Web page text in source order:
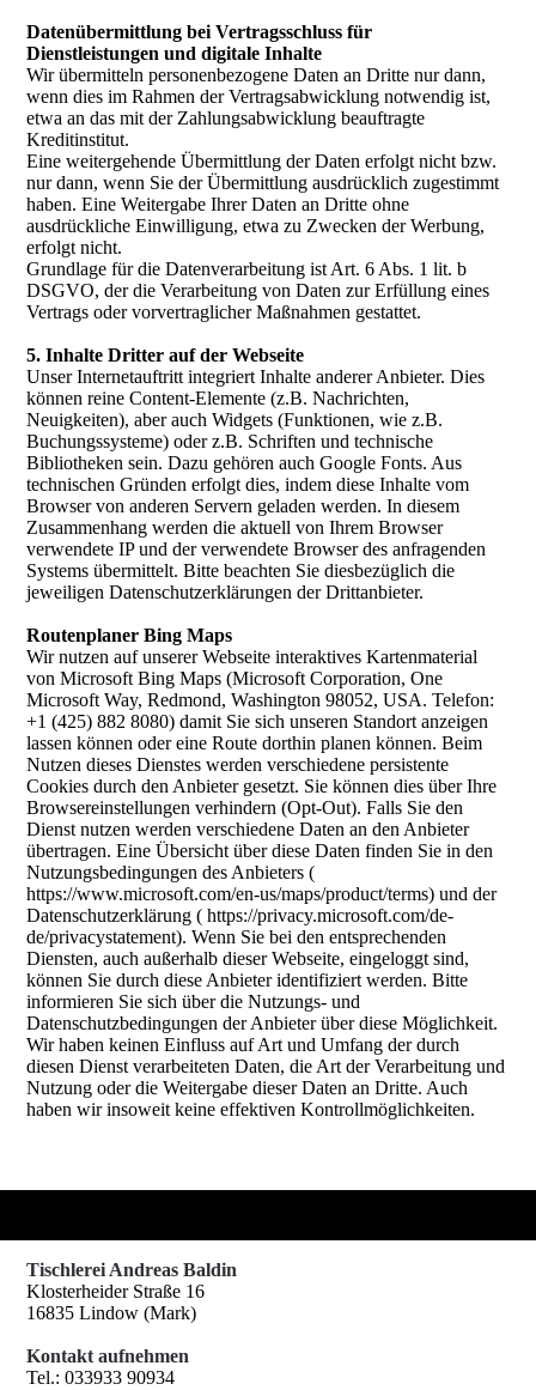
Datenübermittlung bei Vertragsschluss für
Dienstleistungen und digitale Inhalte
Wir übermitteln personenbezogene Daten an Dritte nur dann,
wenn dies im Rahmen der Vertragsabwicklung notwendig ist,
etwa an das mit der Zahlungsabwicklung beauftragte
Kreditinstitut.
Eine weitergehende Übermittlung der Daten erfolgt nicht bzw.
nur dann, wenn Sie der Übermittlung ausdrücklich zugestimmt
haben. Eine Weitergabe Ihrer Daten an Dritte ohne
ausdrückliche Einwilligung, etwa zu Zwecken der Werbung,
erfolgt nicht.
Grundlage für die Datenverarbeitung ist Art. 6 Abs. 1 lit. b
DSGVO, der die Verarbeitung von Daten zur Erfüllung eines
Vertrags oder vorvertraglicher Maßnahmen gestattet.
5. Inhalte Dritter auf der Webseite
Unser Internetauftritt integriert Inhalte anderer Anbieter. Dies
können reine Content-Elemente (z.B. Nachrichten,
Neuigkeiten), aber auch Widgets (Funktionen, wie z.B.
Buchungssysteme) oder z.B. Schriften und technische
Bibliotheken sein. Dazu gehören auch Google Fonts. Aus
technischen Gründen erfolgt dies, indem diese Inhalte vom
Browser von anderen Servern geladen werden. In diesem
Zusammenhang werden die aktuell von Ihrem Browser
verwendete IP und der verwendete Browser des anfragenden
Systems übermittelt. Bitte beachten Sie diesbezüglich die
jeweiligen Datenschutzerklärungen der Drittanbieter.
Routenplaner Bing Maps
Wir nutzen auf unserer Webseite interaktives Kartenmaterial
von Microsoft Bing Maps (Microsoft Corporation, One
Microsoft Way, Redmond, Washington 98052, USA. Telefon:
+1 (425) 882 8080) damit Sie sich unseren Standort anzeigen
lassen können oder eine Route dorthin planen können. Beim
Nutzen dieses Dienstes werden verschiedene persistente
Cookies durch den Anbieter gesetzt. Sie können dies über Ihre
Browsereinstellungen verhindern (Opt-Out). Falls Sie den
Dienst nutzen werden verschiedene Daten an den Anbieter
übertragen. Eine Übersicht über diese Daten finden Sie in den
Nutzungsbedingungen des Anbieters (
https://www.microsoft.com/en-us/maps/product/terms) und der
Datenschutzerklärung ( https://privacy.microsoft.com/de-
de/privacystatement). Wenn Sie bei den entsprechenden
Diensten, auch außerhalb dieser Webseite, eingeloggt sind,
können Sie durch diese Anbieter identifiziert werden. Bitte
informieren Sie sich über die Nutzungs- und
Datenschutzbedingungen der Anbieter über diese Möglichkeit.
Wir haben keinen Einfluss auf Art und Umfang der durch
diesen Dienst verarbeiteten Daten, die Art der Verarbeitung und
Nutzung oder die Weitergabe dieser Daten an Dritte. Auch
haben wir insoweit keine effektiven Kontrollmöglichkeiten.
Tischlerei Andreas Baldin
Klosterheider Straße 16
16835 Lindow (Mark)
Kontakt aufnehmen
Tel.: 033933 90934